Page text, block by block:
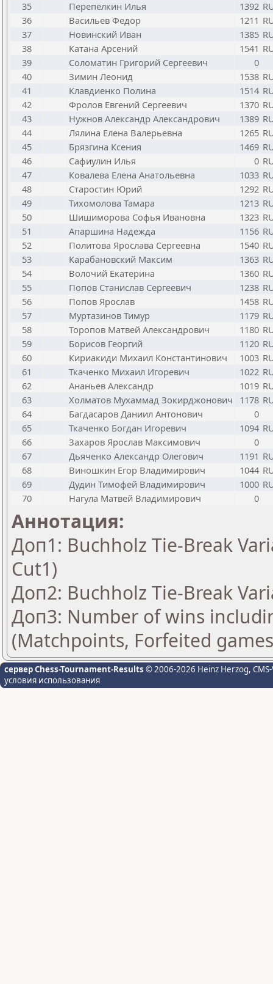
35
Перепелкин Илья 1392
36
Васильев Федор 1211
37
Новинский Иван 1385
38
Катана Арсений 1541
39
Соломатин Григорий Сергеевич
0
40
Зимин Леонид 1538
41
Клавдиенко Полина 1514
42
Фролов Евгений Сергеевич 1370
43
Нужнов Александр Александрович 1389
44
Лялина Елена Валерьевна 1265
45
Брязгина Ксения 1469
46
Сафиулин Илья 0
47
Ковалева Елена Анатольевна 1033
48
Старостин Юрий 1292
49
Тихомолова Тамара 1213
50
Шишиморова Софья Ивановна 1323
51
Апаршина Надежда 1156
52
Политова Ярослава Сергеевна 1540
53
Карабановский Максим 1363
54
Волочий Екатерина 1360
55
Попов Станислав Сергеевич 1238
56
Попов Ярослав 1458
57
Муртазинов Тимур 1179
58
Торопов Матвей Александрович 1180
59
Борисов Георгий 1120
60
Кириакиди Михаил Константинович 1003
61
Ткаченко Михаил Игоревич 1022
62
Ананьев Александр 1019
63
Холматов Мухаммад Зокирджонович 1178
64
Багдасаров Даниил Антонович
0
65
Ткаченко Богдан Игоревич 1094
66
Захаров Ярослав Максимович
0
67
Дьяченко Александр Олегович 1191
68
Виношкин Егор Владимирович 1044
69
Дудин Тимофей Владимирович 1000
70
Нагула Матвей Владимирович 0
Аннотация:
Доп1: Buchholz Tie-Break
Cut1)
Доп2: Buchholz Tie-Break
Доп3: Number of wins
(Matchpoints, Forfeited
сервер Chess-Tournament-Results © 2006-2026 Heinz Herzog,
условия использования